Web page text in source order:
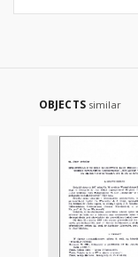
OBJECTS similar